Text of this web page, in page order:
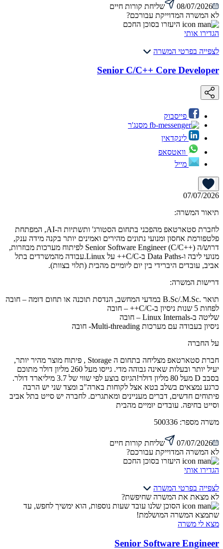
08/07/2026
שליחת קורות חיים
לא המשרה המדוייקת עבורכם?
היעזרו בסוכן החכם
הגדירו אותי
לצפייה בפרטי המשרה
Senior C/C++ Core Developer
פייסבוק
מסנג'ר
לינקדאין
וואטסאפ
מייל
07/07/2026
תיאור המשרה:
לחברת סטארטאפ מהפכני בתחום הסטורג' ותשתיות ה-AI, המפתחת
פלטפורמת אחסון ומנועי נתונים מהירים ואמינים יותר בקנה מידה ענק,
דרוש/ה Senior Software Engineer (C/C++) לפיתוח מערכות מבוזרות,
מנועי ליבה ו-Data Paths ב-C/C++ על Linux.עבודה מהמשרדים בתל
אביב, עובדים היברידי בין יום ליומיים מהבית (תלוי בצוות).
דרישות המשרה:
תואר .B.Sc/.M.Sc במדעי המחשב, הנדסת תוכנה או תחום דומה – חובה
לפחות 5 שנות ניסיון ב-C/C++ – חובה
שליטה ב-Linux Internals – חובה
ניסיון בעבודה עם מערכות Multi-threading- חובה
על החברה
חברת סטארטאפ מצליחה בתחום ה Storage , פיתוח מוצר מהיר יותר,
יעיל יותר ובעלות שאינה גבוהה מדי. גייסו מעל 260 מליון דולר מתוכם
בסבב D מעל 80 מליון דולר!הגיוס בוצע לפי שווי של 3.7 מיליארד דולר.
כרגע נמצאים בשלב בטא אצל לקוחות בארה"ב ומצד שני יש הרבה
פיתוחים חדשים, דברים מעניינים ומאתגרים. לחברה יש סייט בתל אביב
וסייט בחיפה. עובדים יומיים מהבית
משרה מספר: 500336
07/07/2026
שליחת קורות חיים
לא המשרה המדוייקת עבורכם?
היעזרו בסוכן החכם
הגדירו אותי
לצפייה בפרטי המשרה
לא מצאת את המשרה שחיפשת?
הסוכן שלנו עובד שעות נוספות, הוא ימשיך לחפש, עד
שתמצא המשרה המושלמת!
מצא לי משרה
Senior Software Engineer